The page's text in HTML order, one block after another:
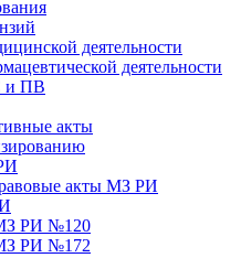
деятельности
деятельности
и ПВ
акты
акты МЗ РИ
РИ №120
РИ №172